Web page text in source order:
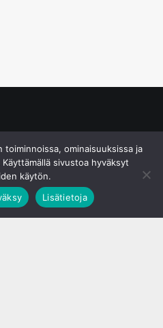
toiminnoissa, ominaisuuksissa ja
sivustoa hyväksyt
käytön.
Lisätietoja